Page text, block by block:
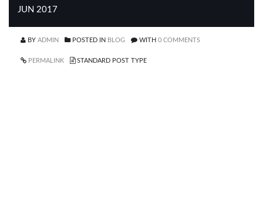
JUN 2017
BY ADMIN POSTED IN BLOG WITH 0 COMMENTS
PERMALINK STANDARD POST TYPE